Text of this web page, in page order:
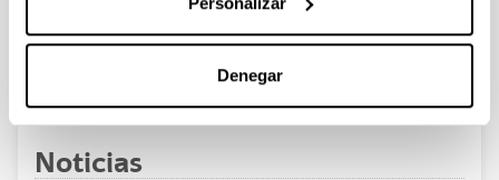
Denegar
al 30/07/2026 (ambos incluídos)
PáginaPáginaPágina
3 ...Páginas intermedias Use TAB
Noticias